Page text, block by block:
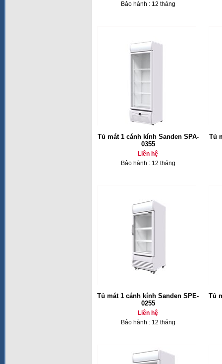
Bảo hành : 12 tháng
Tủ mát 1 cánh kính Sanden SPA-
0355
Liên hệ
Bảo hành : 12 tháng
Tủ
Tủ mát 1 cánh kính Sanden SPE-
0255
Liên hệ
Bảo hành : 12 tháng
Tủ